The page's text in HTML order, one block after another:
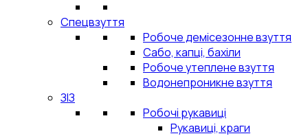
Спецвзуття
Робоче демісезонне взуття
Сабо, капці, бахіли
Робоче утеплене взуття
Водонепроникне взуття
ЗІЗ
Робочі рукавиці
Рукавиці, краги